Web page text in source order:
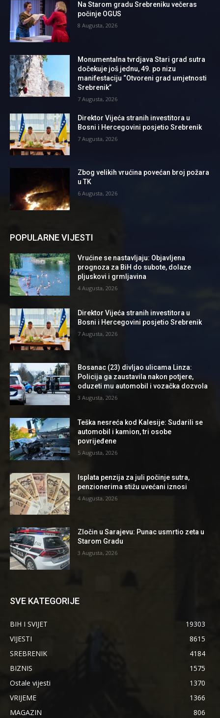
Na Starom gradu Srebreniku večeras
počinje OGUS
8 Augusta, 2026
Monumentalna tvrdjava Stari grad sutra
dočekuje još jednu, 49. po nizu
manifestaciju “Otvoreni grad umjetnosti
Srebrenik”
7 Augusta, 2026
Direktor Vijeća stranih investitora u
Bosni i Hercegovini posjetio Srebrenik
7 Augusta, 2026
Zbog velikih vrućina povećan broj požara
u TK
6 Augusta, 2026
POPULARNE VIJESTI
Vrućine se nastavljaju: Objavljena
prognoza za BiH do subote, dolaze
pljuskovi i grmljavina
4 Augusta, 2026
Direktor Vijeća stranih investitora u
Bosni i Hercegovini posjetio Srebrenik
7 Augusta, 2026
Bosanac (23) divljao ulicama Linza:
Policija ga zaustavila nakon potjere,
oduzeti mu automobil i vozačka dozvola
3 Augusta, 2026
Teška nesreća kod Kalesije: Sudarili se
automobil i kamion, tri osobe
povrijeđene
5 Augusta, 2026
Isplata penzija za juli počinje sutra,
penzionerima stižu uvećani iznosi
4 Augusta, 2026
Zločin u Sarajevu: Punac usmrtio zeta u
Starom Gradu
3 Augusta, 2026
SVE KATEGORIJE
BIH I SVIJET
19303
VIJESTI
8615
SREBRENIK
4184
BIZNIS
1575
Ostale vijesti
1370
VRIJEME
1366
MAGAZIN
806